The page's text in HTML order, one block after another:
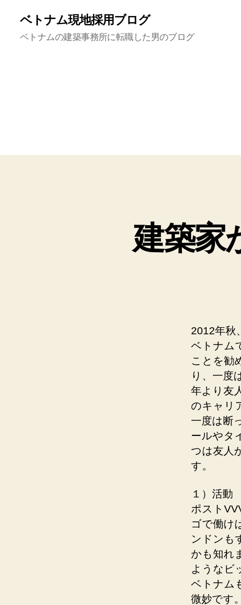
ベトナム現地採用ブログ
ベトナムの建築事務所に転職した男のブログ
建築家
2012年秋
ベトナム
ことを勧
り、一度
年より友
のキャリ
一度は断
ールやタ
つは友人
す。
１）活動
ポスト
ゴで働け
ンドンも
かも知れ
ようなビ
ベトナム
微妙です